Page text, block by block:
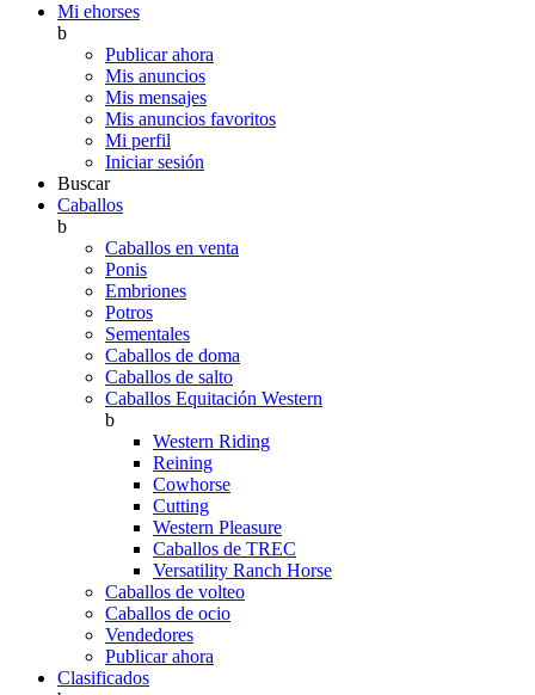
Mi ehorses
b
Publicar ahora
Mis anuncios
Mis mensajes
Mis anuncios favoritos
Mi perfil
Iniciar sesión
Buscar
Caballos
b
Caballos en venta
Ponis
Embriones
Potros
Sementales
Caballos de doma
Caballos de salto
Caballos Equitación Western
b
Western Riding
Reining
Cowhorse
Cutting
Western Pleasure
Caballos de TREC
Versatility Ranch Horse
Caballos de volteo
Caballos de ocio
Vendedores
Publicar ahora
Clasificados